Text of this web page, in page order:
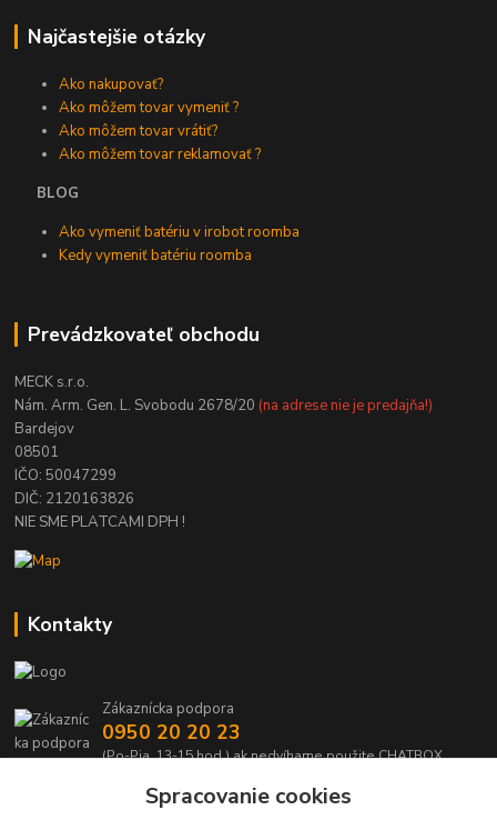
Najčastejšie otázky
Ako nakupovať?
Ako môžem tovar vymeniť ?
Ako môžem tovar vrátiť?
Ako môžem tovar reklamovať ?
BLOG
Ako vymeniť batériu v irobot roomba
Kedy vymeniť batériu roomba
Prevádzkovateľ obchodu
MECK s.r.o.
Nám. Arm. Gen. L. Svobodu 2678/20 (na adrese nie je predajňa!)
Bardejov
08501
IČO: 50047299
DIČ: 2120163826
NIE SME PLATCAMI DPH !
Kontakty
Zákaznícka podpora
0950 20 20 23
(Po-Pia, 13-15 hod.) ak nedvíhame použite CHATBOX
info@kabelmanie.skSpracovanie cookies